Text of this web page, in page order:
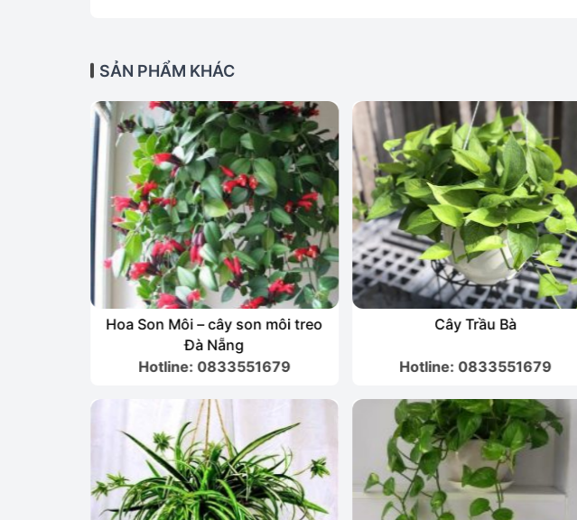
SẢN PHẨM KHÁC
Hoa Son Môi – cây son môi treo
Đà Nẵng
Hotline: 0833551679
Cây Trầu Bà
Hotline: 0833551679